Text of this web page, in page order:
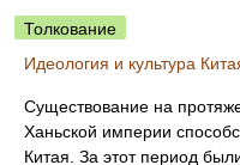
Толкование
Идеология и культура
Существование на
Ханьской империи
Китая. За этот период